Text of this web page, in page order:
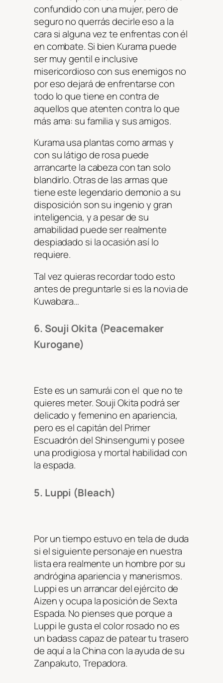
confundido con una mujer, pero de
seguro no querrás decirle eso a la
cara si alguna vez te enfrentas con él
en combate. Si bien Kurama puede
ser muy gentil e inclusive
misericordioso con sus enemigos no
por eso dejará de enfrentarse con
todo lo que tiene en contra de
aquellos que atenten contra lo que
más ama: su familia y sus amigos.
Kurama usa plantas como armas y
con su látigo de rosa puede
arrancarte la cabeza con tan solo
blandirlo. Otras de las armas que
tiene este legendario demonio a su
disposición son su ingenio y gran
inteligencia, y a pesar de su
amabilidad puede ser realmente
despiadado si la ocasión así lo
requiere.
Tal vez quieras recordar todo esto
antes de preguntarle si es la novia de
Kuwabara…
6. Souji Okita (Peacemaker
Kurogane)
Este es un samurái con el que no te
quieres meter. Souji Okita podrá ser
delicado y femenino en apariencia,
pero es el capitán del Primer
Escuadrón del Shinsengumi y posee
una prodigiosa y mortal habilidad con
la espada.
5. Luppi (Bleach)
Por un tiempo estuvo en tela de duda
si el siguiente personaje en nuestra
lista era realmente un hombre por su
andrógina apariencia y manerismos.
Luppi es un arrancar del ejército de
Aizen y ocupa la posición de Sexta
Espada. No pienses que porque a
Luppi le gusta el color rosado no es
un badass capaz de patear tu trasero
de aquí a la China con la ayuda de su
Zanpakuto, Trepadora.